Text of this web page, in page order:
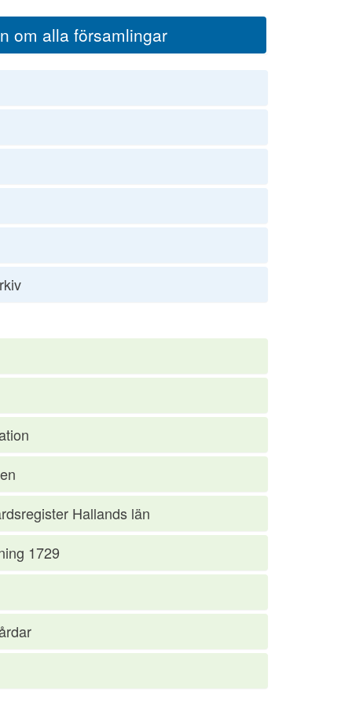
om alla församlingar
Hallands län
1729